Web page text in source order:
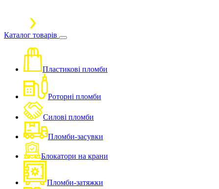
Каталог товарів
Пластикові пломби
Роторні пломби
Силові пломби
Пломби-засувки
Блокатори на крани
Пломби-затяжки